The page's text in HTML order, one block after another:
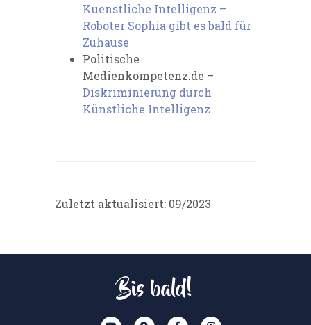
Kuenstliche Intelligenz –
Roboter Sophia gibt es bald für
Zuhause
Politische
Medienkompetenz.de –
Diskriminierung durch
Künstliche Intelligenz
Zuletzt aktualisiert: 09/2023
Bis bald!